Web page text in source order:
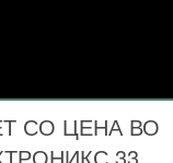
СО ЦЕНА ВО